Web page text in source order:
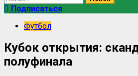
Подписаться
Футбол
Кубок открытия:
полуфинала